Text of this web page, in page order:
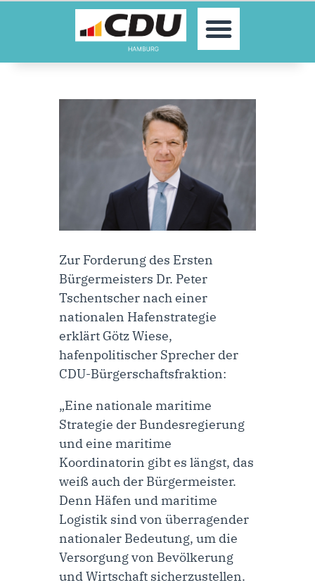
MOIN!
AKTUELLES
PARLAMENTE
SPENDEN
MITGLIED WERDEN!
Zur Forderung des Ersten
Bürgermeisters Dr. Peter
Tschentscher nach einer
nationalen Hafenstrategie
erklärt Götz Wiese,
hafenpolitischer Sprecher der
CDU-Bürgerschaftsfraktion:
„Eine nationale maritime
Strategie der Bundesregierung
und eine maritime
Koordinatorin gibt es längst, das
weiß auch der Bürgermeister.
Denn Häfen und maritime
Logistik sind von überragender
nationaler Bedeutung, um die
Versorgung von Bevölkerung
und Wirtschaft sicherzustellen.